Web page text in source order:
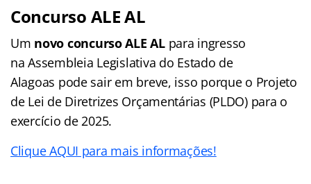
Concurso ALE AL
Um novo concurso ALE ALpara ingresso
na Assembleia Legislativa do Estado de
Alagoas pode sair em breve, isso porque o Projeto
de Lei de Diretrizes Orçamentárias (PLDO) para o
exercício de 2025.
Clique AQUI para mais informações!